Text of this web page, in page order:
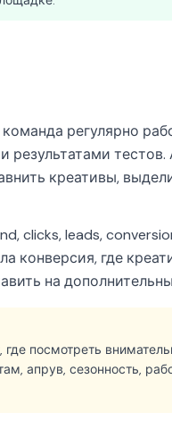
регулярно
тестов.
креативы,
leads,
конверсия, где
на
посмотреть
апрув, сезонность,